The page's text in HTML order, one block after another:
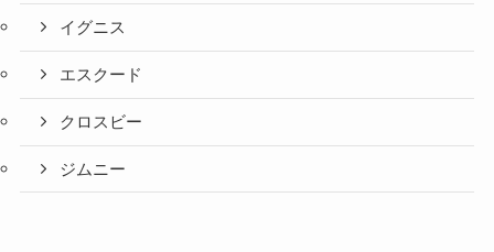
イグニス
エスクード
クロスビー
ジムニー